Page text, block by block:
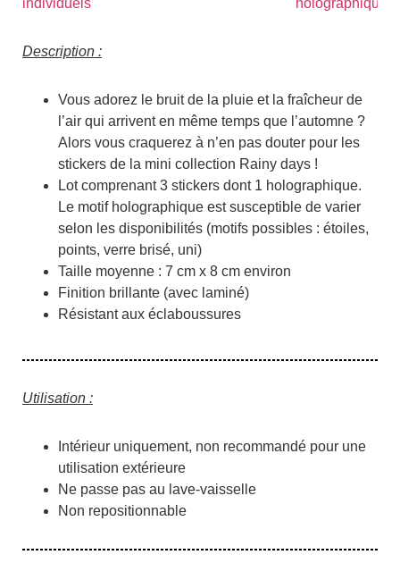
Description :
Vous adorez le bruit de la pluie et la fraîcheur de
l’air qui arrivent en même temps que l’automne ?
Alors vous craquerez à n’en pas douter pour les
stickers de la mini collection Rainy days !
Lot comprenant 3 stickers dont 1 holographique.
Le motif holographique est susceptible de varier
selon les disponibilités (motifs possibles : étoiles,
points, verre brisé, uni)
Taille moyenne : 7 cm x 8 cm environ
Finition brillante (avec laminé)
Résistant aux éclaboussures
Utilisation :
Intérieur uniquement, non recommandé pour une
utilisation extérieure
Ne passe pas au lave-vaisselle
Non repositionnable